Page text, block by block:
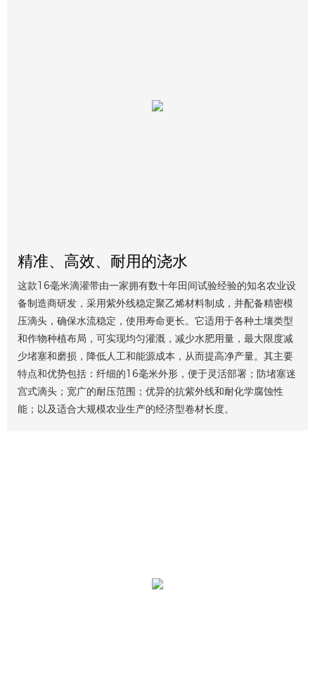
精准、高效、耐用的浇水
这款16毫米滴灌带由一家拥有数十年田间试验经验的知名农业设
备制造商研发，采用紫外线稳定聚乙烯材料制成，并配备精密模
压滴头，确保水流稳定，使用寿命更长。它适用于各种土壤类型
和作物种植布局，可实现均匀灌溉，减少水肥用量，最大限度减
少堵塞和磨损，降低人工和能源成本，从而提高净产量。其主要
特点和优势包括：纤细的16毫米外形，便于灵活部署；防堵塞迷
宫式滴头；宽广的耐压范围；优异的抗紫外线和耐化学腐蚀性
能；以及适合大规模农业生产的经济型卷材长度。